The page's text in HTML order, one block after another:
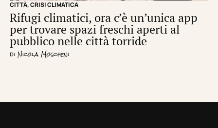
CITTÀ,CRISI CLIMATICA
Rifugi climatici, ora c’è un’unica app
per trovare spazi freschi aperti al
pubblico nelle città torride
di Nicola Moscheni